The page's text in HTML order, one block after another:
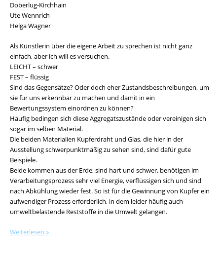
Doberlug-Kirchhain
Ute Wennrich
Helga Wagner
Als Künstlerin über die eigene Arbeit zu sprechen ist nicht ganz
einfach, aber ich will es versuchen.
LEICHT – schwer
FEST – flüssig
Sind das Gegensätze? Oder doch eher Zustandsbeschreibungen, um
sie für uns erkennbar zu machen und damit in ein
Bewertungssystem einordnen zu können?
Häufig bedingen sich diese Aggregatszustände oder vereinigen sich
sogar im selben Material.
Die beiden Materialien Kupferdraht und Glas, die hier in der
Ausstellung schwerpunktmäßig zu sehen sind, sind dafür gute
Beispiele.
Beide kommen aus der Erde, sind hart und schwer, benötigen im
Verarbeitungsprozess sehr viel Energie, verflüssigen sich und sind
nach Abkühlung wieder fest. So ist für die Gewinnung von Kupfer ein
aufwendiger Prozess erforderlich, in dem leider häufig auch
umweltbelastende Reststoffe in die Umwelt gelangen.
Weiterlesen »